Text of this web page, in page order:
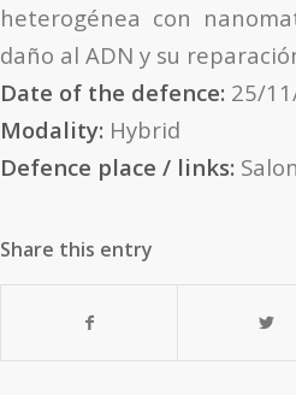
heterogénea con
daño al ADN y su
Date of the defence: 25/
Modality: Hybrid
Defence place / links:
Share this entry